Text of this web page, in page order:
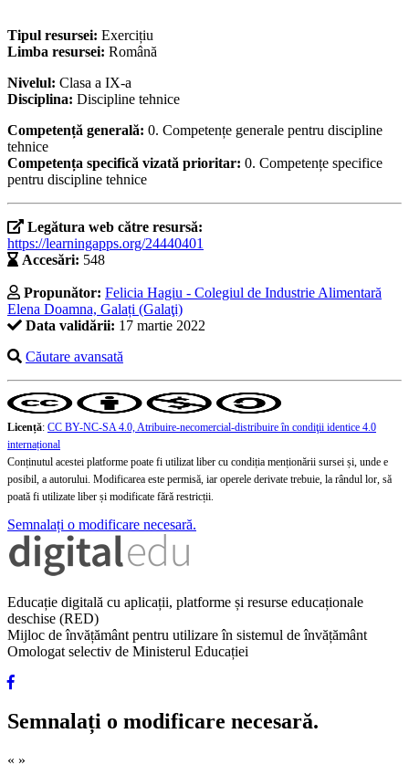
Tipul resursei: Exercițiu
Limba resursei: Română
Nivelul: Clasa a IX-a
Disciplina: Discipline tehnice
Competență generală: 0. Competențe generale pentru discipline
tehnice
Competența specifică vizată prioritar: 0. Competențe specifice
pentru discipline tehnice
Legătura web către resursă:
https://learningapps.org/24440401
Accesări: 548
Propunător: Felicia Hagiu - Colegiul de Industrie Alimentară
Elena Doamna, Galați (Galaţi)
Data validării: 17 martie 2022
Căutare avansată
Licență: CC BY-NC-SA 4.0, Atribuire-necomercial-distribuire în condiţii identice 4.0
internațional
Conținutul acestei platforme poate fi utilizat liber cu condiția menționării sursei și, unde e
posibil, a autorului. Modificarea este permisă, iar operele derivate trebuie, la rândul lor, să
poată fi utilizate liber și modificate fără restricții.
Semnalați o modificare necesară.
Educație digitală cu aplicații, platforme și resurse educaționale
deschise (RED)
Mijloc de învățământ pentru utilizare în sistemul de învățământ
Omologat selectiv de Ministerul Educației
Semnalați o modificare necesară.
« »